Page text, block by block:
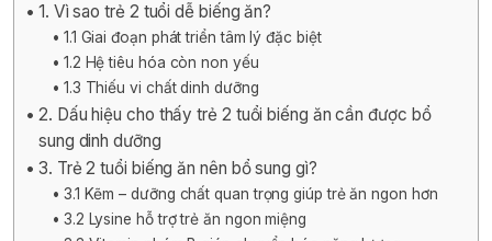
1. Vì sao trẻ 2 tuổi dễ biếng ăn?
1.1 Giai đoạn phát triển tâm lý đặc biệt
1.2 Hệ tiêu hóa còn non yếu
1.3 Thiếu vi chất dinh dưỡng
2. Dấu hiệu cho thấy trẻ 2 tuổi biếng ăn cần được bổ
sung dinh dưỡng
3. Trẻ 2 tuổi biếng ăn nên bổ sung gì?
3.1 Kẽm – dưỡng chất quan trọng giúp trẻ ăn ngon hơn
3.2 Lysine hỗ trợ trẻ ăn ngon miệng